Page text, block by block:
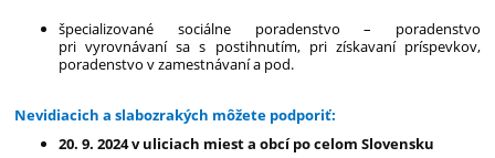
špecializované sociálne poradenstvo – poradenstvo
pri vyrovnávaní sa s postihnutím, pri získavaní príspevkov,
poradenstvo v zamestnávaní a pod.
Nevidiacich a slabozrakých môžete podporiť:
20. 9. 2024 v uliciach miest a obcí po celom Slovensku